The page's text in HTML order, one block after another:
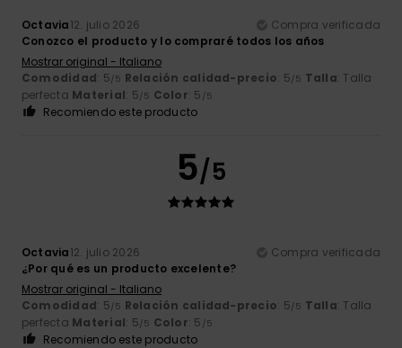
Octavia12. julio 2026
Compra verificada
Conozco el producto y lo compraré todos los años
Mostrar original - Italiano
Comodidad: 5/5 Relación calidad-precio: 5/5 Talla: Talla
perfecta Material: 5/5 Color: 5 /5
Recomiendo este producto
5/5
Octavia12. julio 2026
Compra verificada
¿Por qué es un producto excelente?
Mostrar original - Italiano
Comodidad: 5/5 Relación calidad-precio: 5/5 Talla: Talla
perfecta Material: 5/5 Color: 5 /5
Recomiendo este producto